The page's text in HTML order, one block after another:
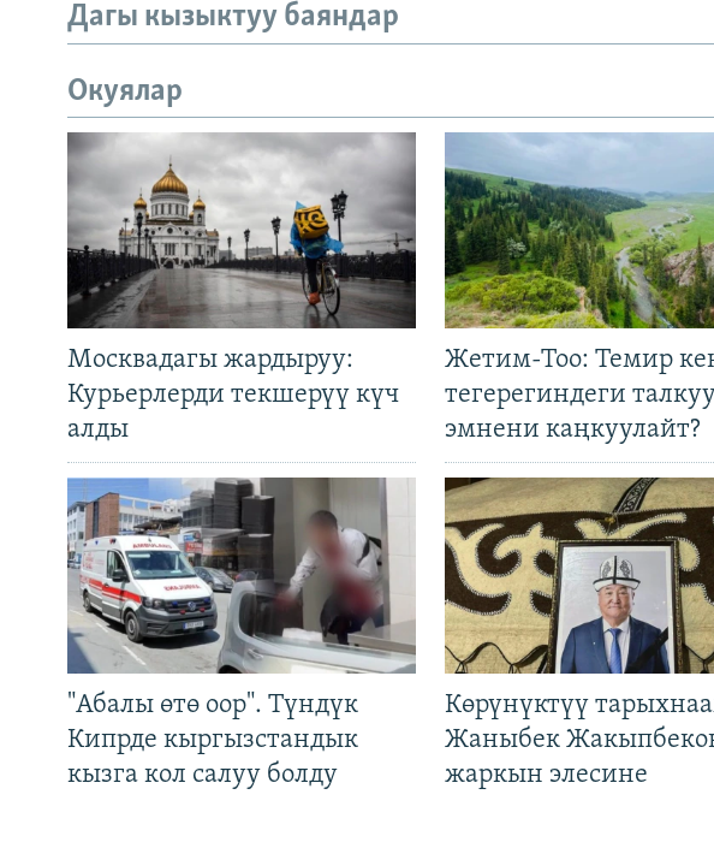
Дагы кызыктуу баяндар
Окуялар
Москвадагы жардыруу:
Курьерлерди текшерүү күч
алды
Жетим-Тоо: Темир
тегерегиндеги
эмнени каңкуулайт?
"Абалы өтө оор". Түндүк
Кипрде кыргызстандык
кызга кол салуу болду
Көрүнүктүү
Жаныбек
жаркын элесине